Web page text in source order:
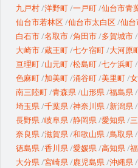
九戸村 洋野町 一戸町 仙台市青
仙台市若林区 仙台市太白区 仙
白石市 名取市 角田市 多賀城市
大崎市 蔵王町 七ケ宿町 大河原
亘理町 山元町 松島町 七ケ浜町
色麻町 加美町 涌谷町 美里町
南三陸町 青森県 山形県 福島県
埼玉県 千葉県 神奈川県 新潟県
長野県 岐阜県 静岡県 愛知県
奈良県 滋賀県 和歌山県 鳥取県
徳島県 香川県 愛媛県 高知県
大分県 宮崎県 鹿児島県 沖縄県